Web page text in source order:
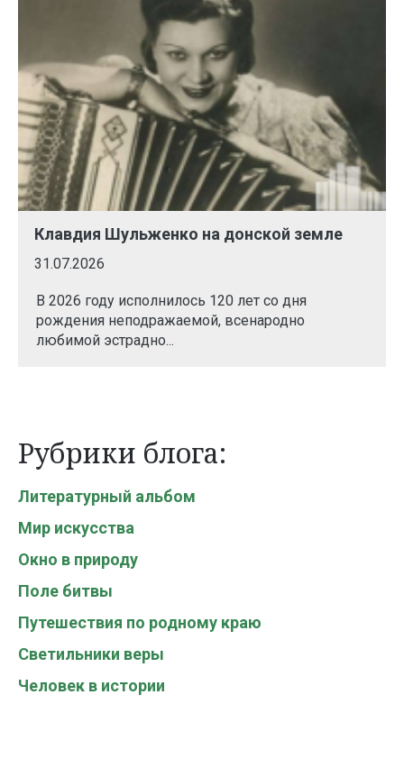
Клавдия Шульженко на донской земле
31.07.2026
В 2026 году исполнилось 120 лет со дня
рождения неподражаемой, всенародно
любимой эстрадно...
Рубрики блога:
Литературный альбом
Мир искусства
Окно в природу
Поле битвы
Путешествия по родному краю
Светильники веры
Человек в истории